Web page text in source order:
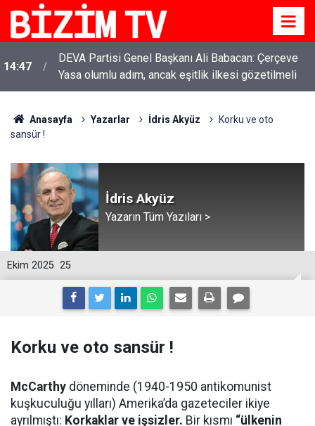
11:51
YENİ Parti Genel Başkanı Özgür Özel: “Şehit
ailelerinin, gazilerin yanına varamayacağımız,
gözüne bakamayacağımız işlerin içinde olmayız”
Anasayfa Yazarlar İdris Akyüz
Korku ve oto
sansür !
İdris Akyüz
Yazarın Tüm Yazıları >
25
Ekim 2025
Korku ve oto sansür !
McCarthy döneminde (1940-1950 antikomunist
kuşkuculuğu yılları) Amerika’da gazeteciler ikiye
ayrılmıştı: Korkaklar ve işsizler. Bir kısmı “ülkenin